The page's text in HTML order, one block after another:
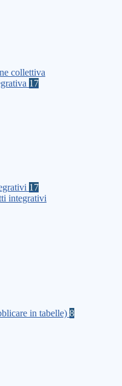
collettiva
17
17
integrativi
in tabelle) 8